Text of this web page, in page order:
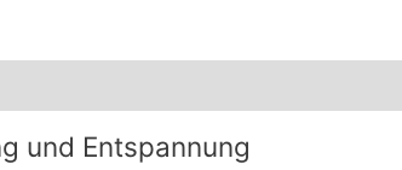
und Entspannung